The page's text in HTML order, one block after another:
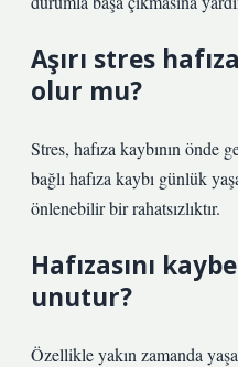
Aşırı stres
olur mu?
Stres, hafıza kaybının önde
bağlı hafıza kaybı günlük
önlenebilir bir rahatsızlıktır.
Hafızasını
unutur?
Özellikle yakın zamanda